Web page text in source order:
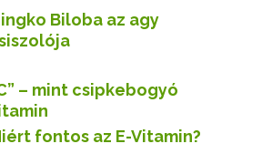
Biloba az agy
– mint csipkebogyó
fontos az E-Vitamin?